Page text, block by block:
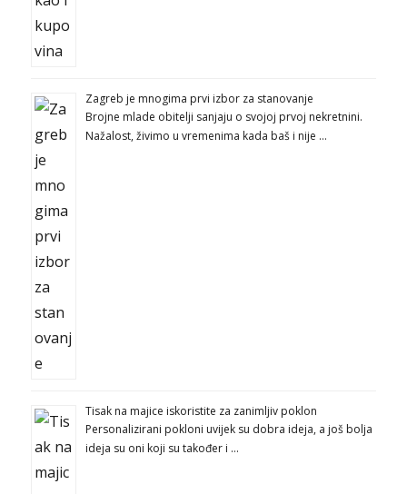
Zagreb je mnogima prvi izbor za stanovanje
Brojne mlade obitelji sanjaju o svojoj prvoj nekretnini.
Nažalost, živimo u vremenima kada baš i nije …
Tisak na majice iskoristite za zanimljiv poklon
Personalizirani pokloni uvijek su dobra ideja, a još bolja
ideja su oni koji su također i …